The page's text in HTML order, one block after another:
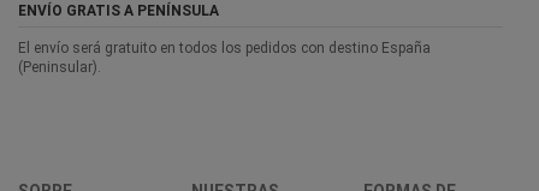
ENVÍO GRATIS A PENÍNSULA
El envío será gratuito en todos los pedidos con destino España
(Peninsular).